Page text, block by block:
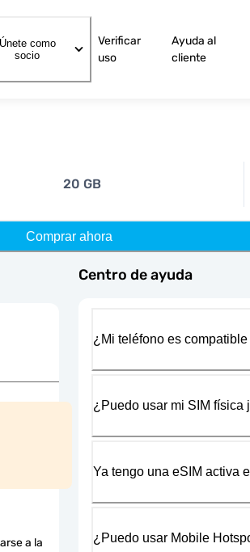
Únete como
socio
Verificar
uso
Ayuda al
cliente
20 GB
Comprar ahora
a la
Centro de ayuda
¿Mi teléfono es
¿Puedo usar mi SIM física
Ya tengo una eSIM activa
¿Puedo usar Mobile